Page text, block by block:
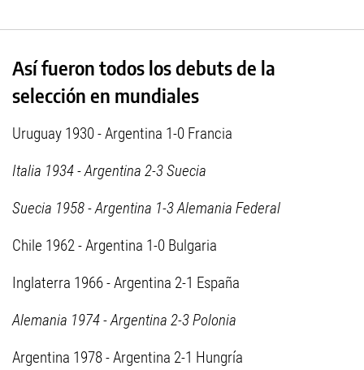
Así fueron todos los debuts de la
selección en mundiales
Uruguay 1930 - Argentina 1-0 Francia
Italia 1934 - Argentina 2-3 Suecia
Suecia 1958 - Argentina 1-3 Alemania Federal
Chile 1962 - Argentina 1-0 Bulgaria
Inglaterra 1966 - Argentina 2-1 España
Alemania 1974 - Argentina 2-3 Polonia
Argentina 1978 - Argentina 2-1 Hungría